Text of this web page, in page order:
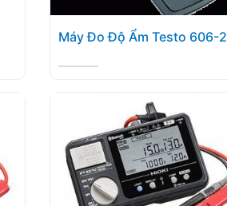
Máy Đo Độ Ẩm Testo 606-2